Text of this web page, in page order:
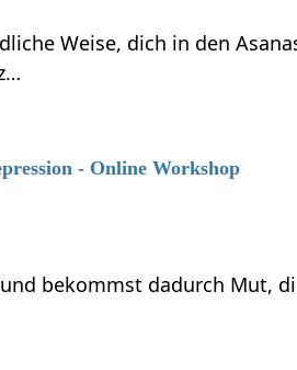
Weise, dich in den
- Online Workshop
bekommst dadurch Mut,